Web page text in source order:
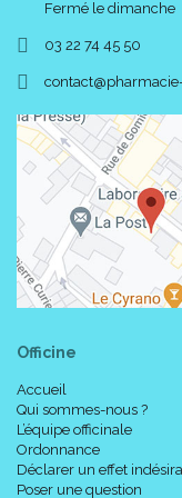
Collerette
aération
2. UTILISATION
Un bouton facile
en main. Brille
3. DESIGN MAM
respectueuse
4. TETINE SILK
Tétine douce
soie, au toucher
Fermé le dimanche
03 22 74 45 50
contact-
@-
Officine
Accueil
Qui sommes-nous ?
L’équipe officinale
Ordonnance
Déclarer un effet
Poser une question